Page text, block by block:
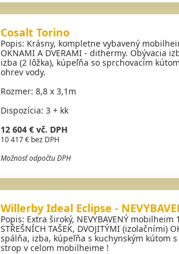
Cosalt Torino
Popis: Krásny, kompletne vybavený
OKNAMI A DVERAMI - dithermy. Obývacia
izba (2 lôžka), kúpeľňa so sprchovacím
ohrev vody.
Rozmer: 8,8 x 3,1m
Dispozícia: 3 + kk
12 604 € vč. DPH
10 417 € bez DPH
Možnosť odpočtu DPH
Willerby Ideal Eclipse -
Popis: Extra široký, NEVYBAVENÝ mobilheim
STŘEŠNÍCH TAŠEK, DVOJITÝMI
spálňa, izba, kúpeľňa s kuchynským kútom
strop v celom mobilheime !